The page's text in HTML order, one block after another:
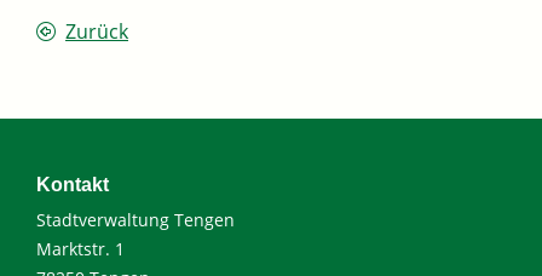
Zurück
Kontakt
Stadtverwaltung Tengen
Marktstr. 1